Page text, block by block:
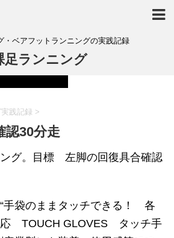
・ベアフットランニングの実践記録
足ランニング
践記録 >
認30分走
グ。目標 左脚の回復具合確認
手袋のままタッチできる！ 各
応 TOUCH GLOVES タッチ手